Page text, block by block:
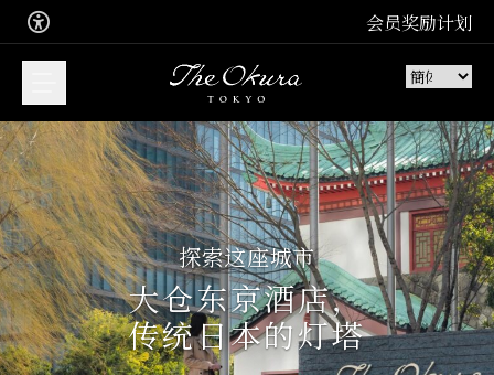
会员奖励计划
您想预订什么？
现在预订我们的套房，畅享难忘住
宿体验
住宿
加入 Leading Hotel
免费会员计划
探索这座城市
大仓东京酒店，
传统日本的灯塔